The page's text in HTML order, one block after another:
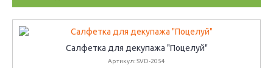
Салфетка для декупажа "Поцелуй"
Артикул: SVD-2054